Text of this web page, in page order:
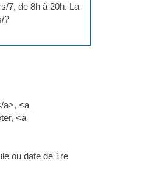
7, de 8h à 20h. La
?
a>, <a
<a
ou date de 1re